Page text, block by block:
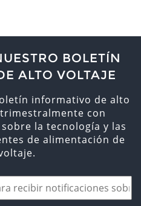
BOLETÍN
ALTO VOLTAJE
informativo de alto
con
la tecnología y las
de alimentación de